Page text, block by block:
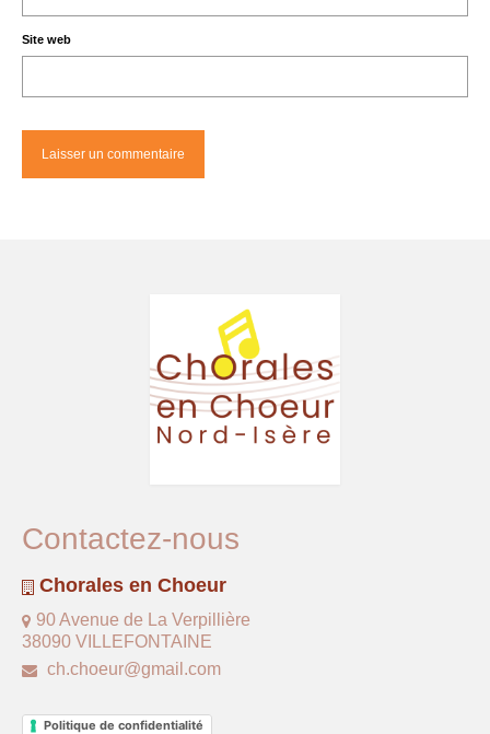
Site web
Contactez-nous
Chorales en Choeur
90 Avenue de La Verpillière
38090 VILLEFONTAINE
ch.choeur@gmail.com
Politique de confidentialité